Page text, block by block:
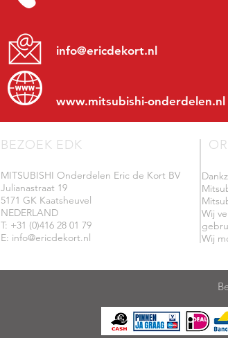
info@ericdekort.nl
www.mitsubishi-onderdelen.nl
BEZOEK EDK
MITSUBISHI Onderdelen Eric de Kort BV
Julianastraat 19
5171 GK Kaatsheuvel
NEDERLAND
T: +31 (0)416 28 01 79
E: info@ericdekort.nl
Wij
Wij